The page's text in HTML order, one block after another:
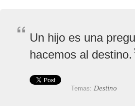
Un hijo es una
hacemos al destino.
Temas: Destino